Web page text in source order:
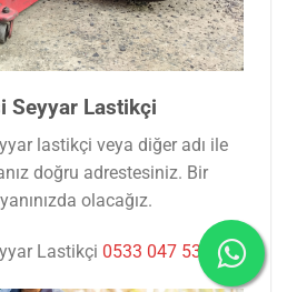
Seyyar Lastikçi
lastikçi veya diğer adı ile
doğru adrestesiniz. Bir
olacağız.
Lastikçi 0533 047 53 77